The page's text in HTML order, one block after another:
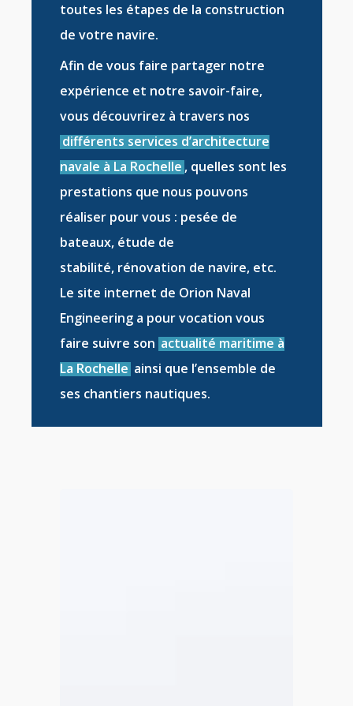
toutes les étapes de la construction
de votre navire.
Afin de vous faire partager notre
expérience et notre savoir-faire,
vous découvrirez à travers nos
différents services d’architecture
navale à La Rochelle , quelles sont les
prestations que nous pouvons
réaliser pour vous : pesée de
bateaux, étude de
stabilité, rénovation de navire, etc.
Le site internet de Orion Naval
Engineering a pour vocation vous
faire suivre son actualité maritime à
La Rochelle ainsi que l’ensemble de
ses chantiers nautiques.